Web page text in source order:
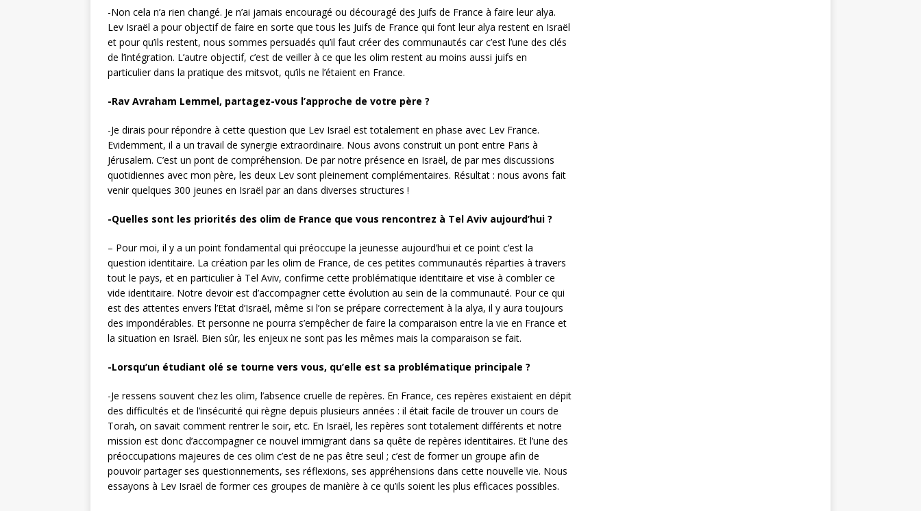
-Non cela n’a rien changé. Je n’ai jamais encouragé ou découragé des Juifs de France à faire leur alya.
Lev Israël a pour objectif de faire en sorte que tous les Juifs de France qui font leur alya restent en Israël
et pour qu’ils restent, nous sommes persuadés qu’il faut créer des communautés car c’est l’une des clés
de l’intégration. L’autre objectif, c’est de veiller à ce que les olim restent au moins aussi juifs en
particulier dans la pratique des mitsvot, qu’ils ne l’étaient en France.
-Rav Avraham Lemmel, partagez-vous l’approche de votre père ?
-Je dirais pour répondre à cette question que Lev Israël est totalement en phase avec Lev France.
Evidemment, il a un travail de synergie extraordinaire. Nous avons construit un pont entre Paris à
Jérusalem. C’est un pont de compréhension. De par notre présence en Israël, de par mes discussions
quotidiennes avec mon père, les deux Lev sont pleinement complémentaires. Résultat : nous avons fait
venir quelques 300 jeunes en Israël par an dans diverses structures !
-Quelles sont les priorités des olim de France que vous rencontrez à Tel Aviv aujourd’hui ?
– Pour moi, il y a un point fondamental qui préoccupe la jeunesse aujourd’hui et ce point c’est la
question identitaire. La création par les olim de France, de ces petites communautés réparties à travers
tout le pays, et en particulier à Tel Aviv, confirme cette problématique identitaire et vise à combler ce
vide identitaire. Notre devoir est d’accompagner cette évolution au sein de la communauté. Pour ce qui
est des attentes envers l’Etat d’Israël, même si l’on se prépare correctement à la alya, il y aura toujours
des impondérables. Et personne ne pourra s’empêcher de faire la comparaison entre la vie en France et
la situation en Israël. Bien sûr, les enjeux ne sont pas les mêmes mais la comparaison se fait.
-Lorsqu’un étudiant olé se tourne vers vous, qu’elle est sa problématique principale ?
-Je ressens souvent chez les olim, l’absence cruelle de repères. En France, ces repères existaient en dépit
des difficultés et de l’insécurité qui règne depuis plusieurs années : il était facile de trouver un cours de
Torah, on savait comment rentrer le soir, etc. En Israël, les repères sont totalement différents et notre
mission est donc d’accompagner ce nouvel immigrant dans sa quête de repères identitaires. Et l’une des
préoccupations majeures de ces olim c’est de ne pas être seul ; c’est de former un groupe afin de
pouvoir partager ses questionnements, ses réflexions, ses appréhensions dans cette nouvelle vie. Nous
essayons à Lev Israël de former ces groupes de manière à ce qu’ils soient les plus efficaces possibles.